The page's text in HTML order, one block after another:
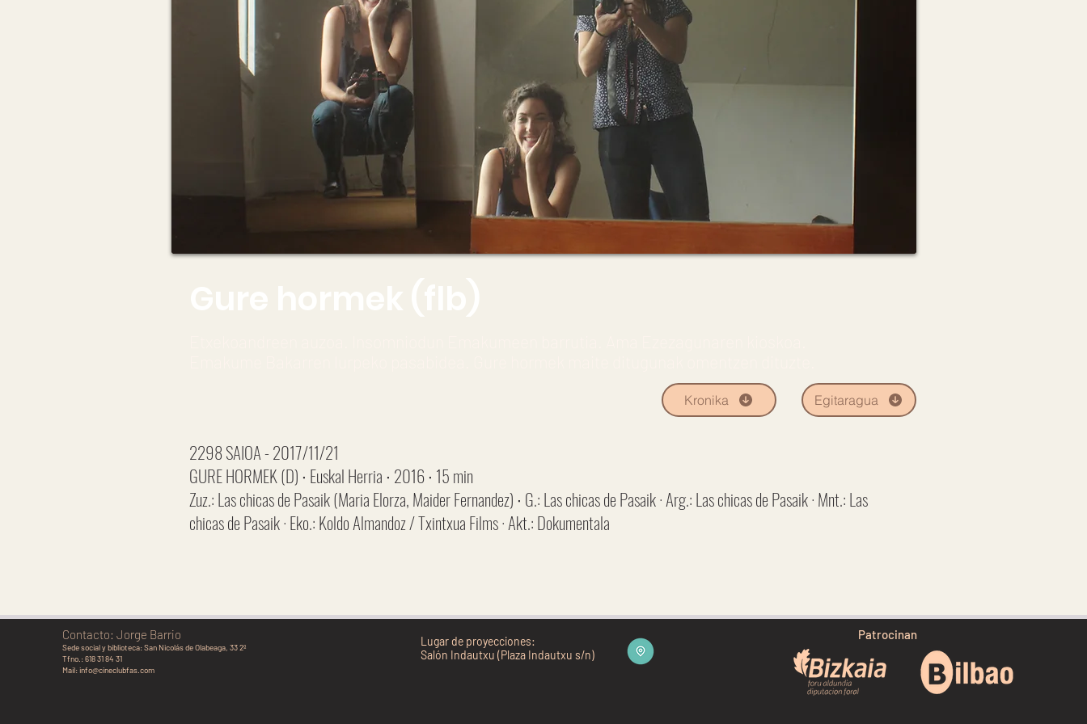
Kronika Egitaragua
2298 SAIOA - 2017/11/21
GURE HORMEK (D) ∙ Euskal Herria ∙ 2016 ∙ 15 min
Zuz.: Las chicas de Pasaik (Maria Elorza, Maider Fernandez) ∙ G.: Las chicas de Pasaik · Arg.: Las chicas de Pasaik · Mnt.: Las
chicas de Pasaik · Eko.: Koldo Almandoz / Txintxua Films · Akt.: Dokumentala
Contacto: Jorge Barrio
Sede social y biblioteca:San Nicolás de Olabeaga, 33 2º
Tfno.: 618 31 84 31
Mail:info@cineclubfas.com
Lugar de proyecciones:
Salón Indautxu (Plaza Indautxu s/n)
Patrocinan